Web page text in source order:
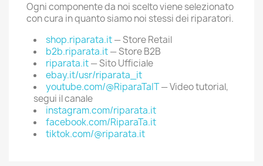
Ogni componente da noi scelto viene selezionato
con cura in quanto siamo noi stessi dei riparatori.
shop.riparata.it— Store Retail
b2b.riparata.it— Store B2B
riparata.it— Sito Ufficiale
ebay.it/usr/riparata_it
youtube.com/@RiparaTaIT— Video tutorial,
segui il canale
instagram.com/riparata.it
facebook.com/RiparaTa.it
tiktok.com/@riparata.it